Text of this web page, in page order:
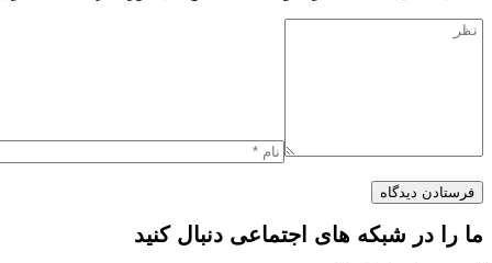
ما را در شبکه های اجتماعی دنبال کنید